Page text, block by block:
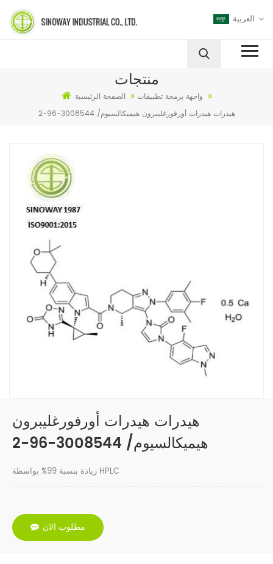
العربية
منتجات
الصفحة الرئيسية
واجهة برمجة تطبيقات
هيدرات هيدرات أورفورغليبرون هيميكالسيوم/ 3008544-96-2
هيدرات هيدرات أورفورغليبرون
هيميكالسيوم/ 3008544-96-2
زيادة بنسبة 99% بواسطة HPLC
مطلوب الان